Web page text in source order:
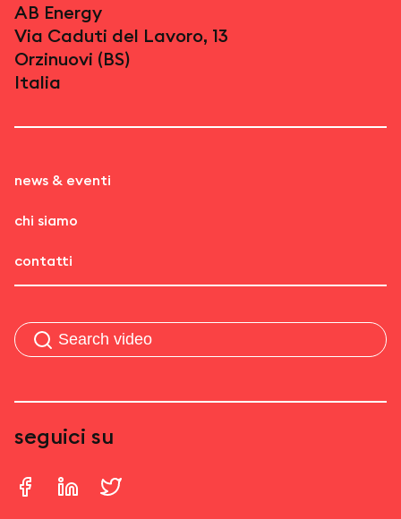
AB Energy
Via Caduti del Lavoro, 13
Orzinuovi (BS)
Italia
news & eventi
chi siamo
contatti
seguici su